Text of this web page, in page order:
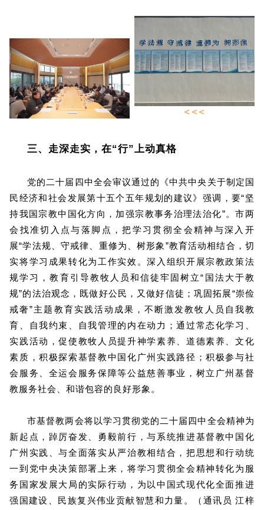
三、走深走实，在“行”上动真格
党的二十届四中全会审议通过的《中共中央关于制定国
民经济和社会发展第十五个五年规划的建议》强调，要“坚
持我国宗教中国化方向，加强宗教事务治理法治化”。市两
会找准切入点与落脚点，把学习贯彻全会精神与深入开
展“学法规、守戒律、重修为、树形象”教育活动相结合，切
实将学习成果转化为工作实效。深入组织开展宗教政策法
规学习，教育引导教牧人员和信徒牢固树立“国法大于教
规”的法治观念，既做好公民，又做好信徒；巩固拓展“崇俭
戒奢”主题教育实践活动成果，不断激发教牧人员自我教
育、自我约束、自我管理的内在动力；通过常态化学习、
实践活动，促使教牧人员提升神学素养、道德素养、文化
素质，积极探索基督教中国化广州实践路径；积极参与社
会服务、全运会服务保障等公益慈善事业，树立广州基督
教服务社会、和谐包容的良好形象。
市基督教两会将以学习贯彻党的二十届四中全会精神为
新起点，踔厉奋发、勇毅前行，与系统推进基督教中国化
广州实践、与全面落实从严治教相结合，把思想和行动统
一到党中央决策部署上来，将学习贯彻全会精神转化为服
务国家发展大局的实际行动，为以中国式现代化全面推进
强国建设、民族复兴伟业贡献智慧和力量。（通讯员 江梓